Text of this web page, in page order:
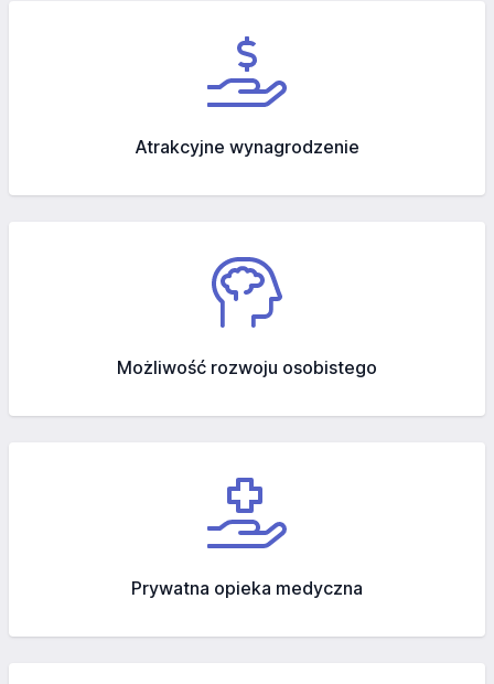
Atrakcyjne wynagrodzenie
Możliwość rozwoju osobistego
Prywatna opieka medyczna